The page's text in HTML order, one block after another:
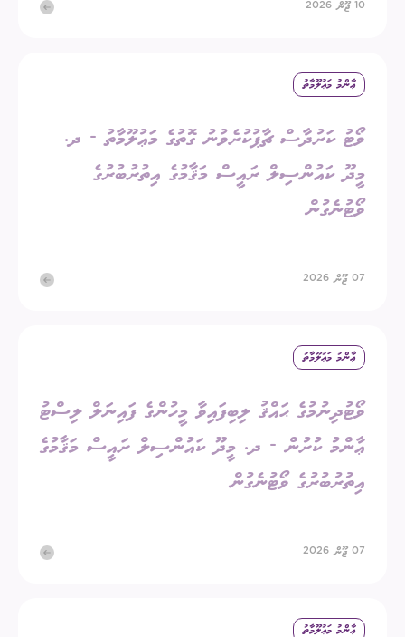
10 ޖޫން 2026
ޢާންމު މަޢުލޫމާތު
ވޯޓު ކަރުދާސް ޗާޕުކުރެވުނު ގޮތުގެ މަޢުލޫމާތު - ދ.
މީދޫ ކައުންސިލް ރައީސް މަޤާމުގެ އިތުރުބުރުގެ
ވޯޓުނެގުން
07 ޖޫން 2026
ޢާންމު މަޢުލޫމާތު
ވޯޓުދިނުމުގެ ޙައްޤު ލިބިފައިވާ މީހުންގެ ފައިނަލް ލިސްޓު
ޢާންމު ކުރުން - ދ. މީދޫ ކައުންސިލް ރައީސް މަޤާމުގެ
އިތުރުބުރުގެ ވޯޓުނެގުން
07 ޖޫން 2026
ޢާންމު މަޢުލޫމާތު